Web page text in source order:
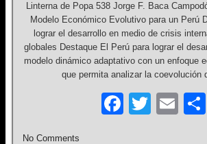
Linterna de Popa 538 Jorge F. Baca
Modelo Económico Evolutivo para un Perú
lograr el desarrollo en medio de crisis
globales Destaque El Perú para lograr el
modelo dinámico adaptativo con un enfoque
que permita analizar la coevolución
F
T
E
No Comments